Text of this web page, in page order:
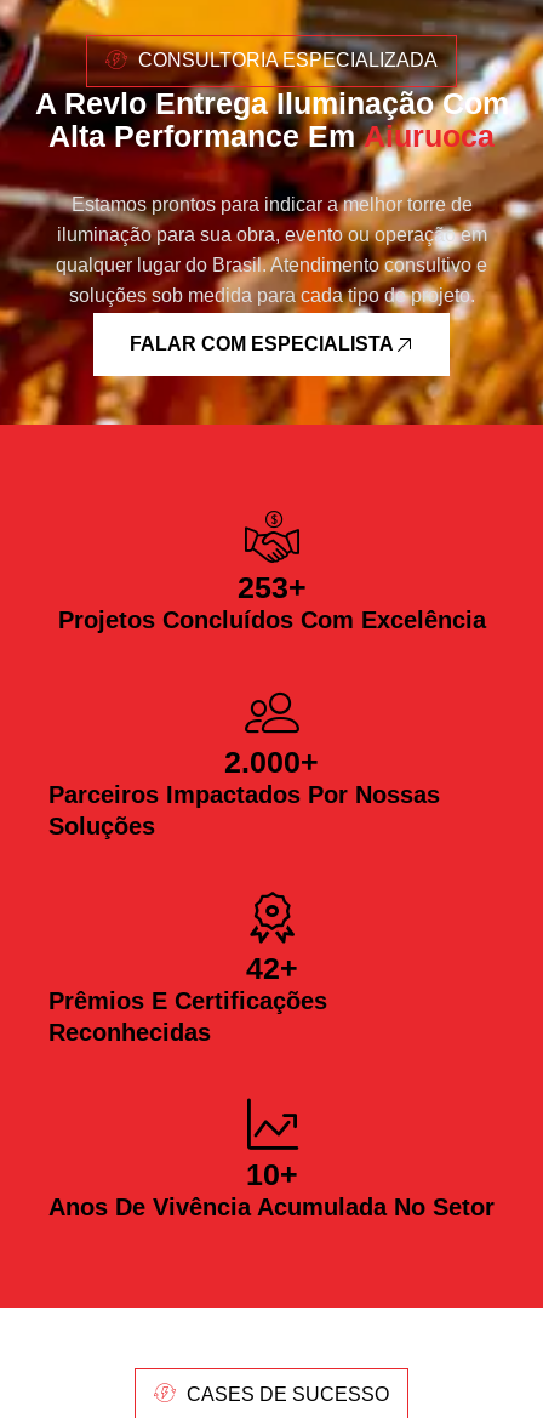
CONSULTORIA ESPECIALIZADA
A Revlo Entrega Iluminação Com
Alta Performance EmAiuruoca
Estamos prontos para indicar a melhor torre de
iluminação para sua obra, evento ou operação em
qualquer lugar do Brasil. Atendimento consultivo e
soluções sob medida para cada tipo de projeto.
FALAR COM ESPECIALISTA
Projetos Concluídos Com Excelência
253+
Parceiros Impactados Por Nossas
Soluções
2.000+
Prêmios E Certificações
Reconhecidas
42+
Anos De Vivência Acumulada No Setor
10+
CASES DE SUCESSO